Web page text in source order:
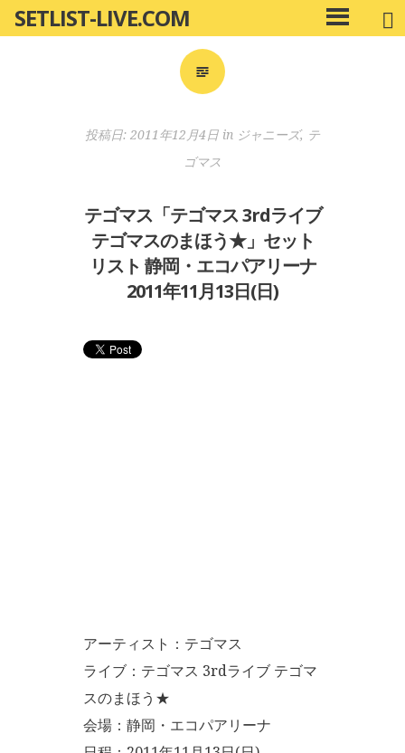
ン
SETLIST-LIVE.COM
メ
イ
投稿日: 2011年12月4日 in ジャニーズ, テ
ゴマス
テゴマス「テゴマス 3rdライブ
テゴマスのまほう★」セット
リスト 静岡・エコパアリーナ
2011年11月13日(日)
アーティスト：テゴマス
ライブ：テゴマス 3rdライブ テゴマ
スのまほう★
会場：静岡・エコパアリーナ